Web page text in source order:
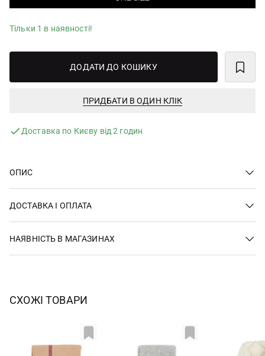
Тільки 1 в наявності!
ДОДАТИ ДО КОШИКУ
ПРИДБАТИ В ОДИН КЛІК
Доставка по Києву від 2 годин
ОПИС
ДОСТАВКА І ОПЛАТА
НАЯВНІСТЬ В МАГАЗИНАХ
СХОЖІ ТОВАРИ